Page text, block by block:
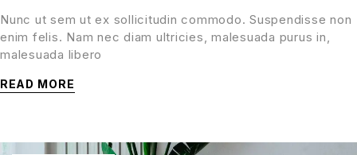
Nunc ut sem ut ex sollicitudin commodo. Suspendisse non
enim felis. Nam nec diam ultricies, malesuada purus in,
malesuada libero
READ MORE